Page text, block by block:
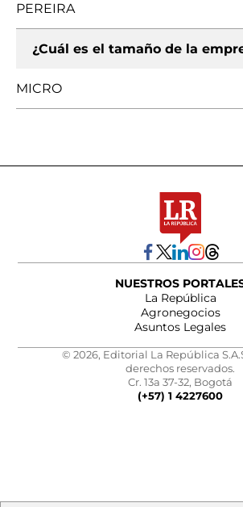
PEREIRA
¿Cuál es el tamaño de la
MICRO
NUESTROS
La República
Agronegocios
Asuntos Legales
© 2026, Editorial La República
derechos reservados.
Cr. 13a 37-32, Bogotá
(+57) 1 4227600